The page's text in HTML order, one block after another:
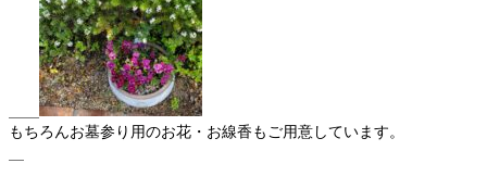
もちろんお墓参り用のお花・お線香もご用意しています。